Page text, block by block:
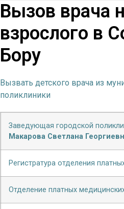
Вызов врача
взрослого в
Бору
Вызвать детского врача из
поликлиники
Заведующая городской
Макарова Светлана
Регистратура отделения
Отделение платных